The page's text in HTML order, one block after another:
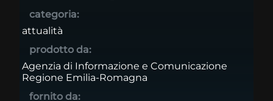
categoria:
attualità
prodotto da:
Agenzia di Informazione e Comunicazione
Regione Emilia-Romagna
fornito da: